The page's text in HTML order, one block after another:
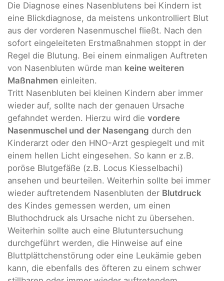
Die Diagnose eines Nasenblutens bei Kindern ist
eine Blickdiagnose, da meistens unkontrolliert Blut
aus der vorderen Nasenmuschel fließt. Nach den
sofort eingeleiteten Erstmaßnahmen stoppt in der
Regel die Blutung. Bei einem einmaligen Auftreten
von Nasenbluten würde man keine weiteren
Maßnahmen einleiten.
Tritt Nasenbluten bei kleinen Kindern aber immer
wieder auf, sollte nach der genauen Ursache
gefahndet werden. Hierzu wird die vordere
Nasenmuschel und der Nasengang durch den
Kinderarzt oder den HNO-Arzt gespiegelt und mit
einem hellen Licht eingesehen. So kann er z.B.
poröse Blutgefäße (z.B. Locus Kiesselbachi)
ansehen und beurteilen. Weiterhin sollte bei immer
wieder auftretendem Nasenbluten der Blutdruck
des Kindes gemessen werden, um einen
Bluthochdruck als Ursache nicht zu übersehen.
Weiterhin sollte auch eine Blutuntersuchung
durchgeführt werden, die Hinweise auf eine
Bluttplättchenstörung oder eine Leukämie geben
kann, die ebenfalls des öfteren zu einem schwer